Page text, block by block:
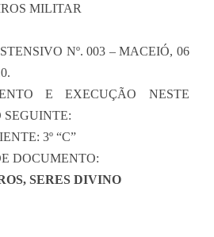
MILITAR
Nº. 003 – MACEIÓ, 06
E EXECUÇÃO NESTE
SEGUINTE:
3º “C”
DOCUMENTO:
SERES DIVINO